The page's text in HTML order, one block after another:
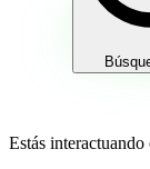
Estás